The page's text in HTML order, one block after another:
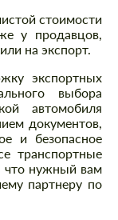
стоимости
у продавцов,
на экспорт.
экспортных
выбора
автомобиля
документов,
и безопасное
транспортные
что нужный вам
партнеру по